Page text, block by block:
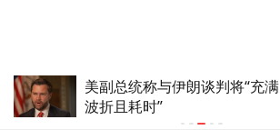
美副总统称与伊朗谈判将“充满
波折且耗时”